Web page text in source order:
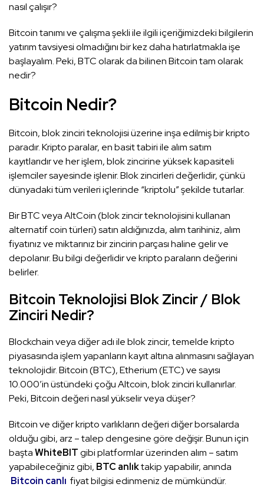
nasıl çalışır?
Bitcoin tanımı ve çalışma şekli ile ilgili içeriğimizdeki bilgilerin
yatırım tavsiyesi olmadığını bir kez daha hatırlatmakla işe
başlayalım. Peki, BTC olarak da bilinen Bitcoin tam olarak
nedir?
Bitcoin Nedir?
Bitcoin, blok zinciri teknolojisi üzerine inşa edilmiş bir kripto
paradır. Kripto paralar, en basit tabiri ile alım satım
kayıtlarıdır ve her işlem, blok zincirine yüksek kapasiteli
işlemciler sayesinde işlenir. Blok zincirleri değerlidir, çünkü
dünyadaki tüm verileri içlerinde “kriptolu” şekilde tutarlar.
Bir BTC veya AltCoin (blok zincir teknolojisini kullanan
alternatif coin türleri) satın aldığınızda, alım tarihiniz, alım
fiyatınız ve miktarınız bir zincirin parçası haline gelir ve
depolanır. Bu bilgi değerlidir ve kripto paraların değerini
belirler.
Bitcoin Teknolojisi Blok Zincir / Blok
Zinciri Nedir?
Blockchain veya diğer adı ile blok zincir, temelde kripto
piyasasında işlem yapanların kayıt altına alınmasını sağlayan
teknolojidir. Bitcoin (BTC), Etherium (ETC) ve sayısı
10.000’in üstündeki çoğu Altcoin, blok zinciri kullanırlar.
Peki, Bitcoin değeri nasıl yükselir veya düşer?
Bitcoin ve diğer kripto varlıkların değeri diğer borsalarda
olduğu gibi, arz – talep dengesine göre değişir. Bunun için
baştaWhiteBITgibi platformlar üzerinden alım – satım
yapabileceğiniz gibi, BTC anlıktakip yapabilir, anında
Bitcoin canlı fiyat bilgisi edinmeniz de mümkündür.